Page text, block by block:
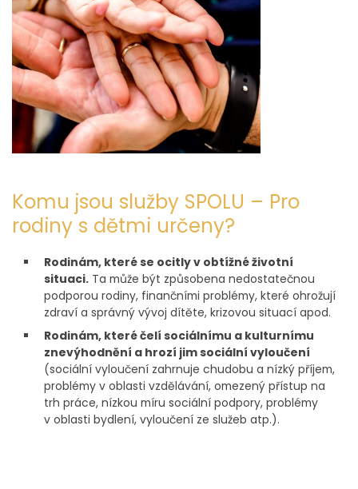
Komu jsou služby SPOLU – Pro
rodiny s dětmi určeny?
Rodinám, které se ocitly v obtížné životní
situaci. Ta může být způsobena nedostatečnou
podporou rodiny, finančními problémy, které ohrožují
zdraví a správný vývoj dítěte, krizovou situací apod.
Rodinám, které čelí sociálnímu a kulturnímu
znevýhodnění a hrozí jim sociální vyloučení
(sociální vyloučení zahrnuje chudobu a nízký příjem,
problémy v oblasti vzdělávání, omezený přístup na
trh práce, nízkou míru sociální podpory, problémy
v oblasti bydlení, vyloučení ze služeb atp.).